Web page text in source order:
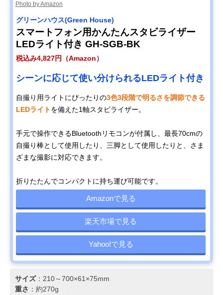
Photo by Amazon
グリーンハウス(Green House)
スマートフォン用かんたんスタビライザー
LEDライト付き GH-SGB-BK
税込み4,827円（Amazon）
シーンに応じて使い分けられるLEDライト付き
自撮り用ライトにぴったりの3色3段階で明るさを調節できる
LEDライトを備えた1軸スタビライザー。
手元で操作できるBluetoothリモコンが付属し、最長70cmの
自撮り棒として使用したり、三脚として使用したりと、さま
ざまな撮影に対応できます。
折りたたんでコンパクトに持ち運び可能です。
Amazonで見る
楽天市場で見る
Yahoo!で見る
サイズ：210～700×61×75mm
重さ ：約270g